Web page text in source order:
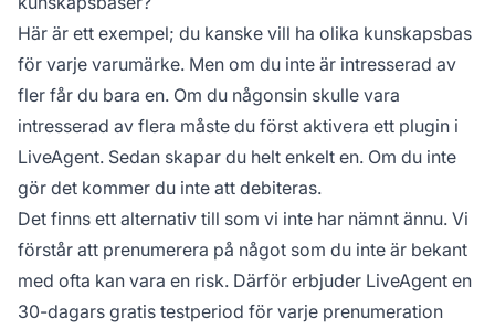
Här är ett exempel; du kanske vill ha olika kunskapsbas
för varje varumärke. Men om du inte är intresserad av
fler får du bara en. Om du någonsin skulle vara
intresserad av flera måste du först aktivera ett plugin i
LiveAgent. Sedan skapar du helt enkelt en. Om du inte
gör det kommer du inte att debiteras.
Det finns ett alternativ till som vi inte har nämnt ännu. Vi
förstår att prenumerera på något som du inte är bekant
med ofta kan vara en risk. Därför erbjuder LiveAgent en
30-dagars gratis testperiod för varje prenumeration